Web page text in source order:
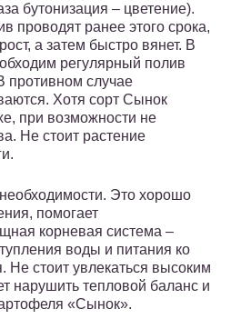
бутонизация – цветение).
проводят ранее этого срока,
а затем быстро вянет. В
регулярный полив
противном случае
Хотя сорт Сынок
при возможности не
Не стоит растение
Это хорошо
помогает
корневая система –
воды и питания ко
Не стоит увлекаться высоким
нарушить тепловой баланс и
«Сынок».